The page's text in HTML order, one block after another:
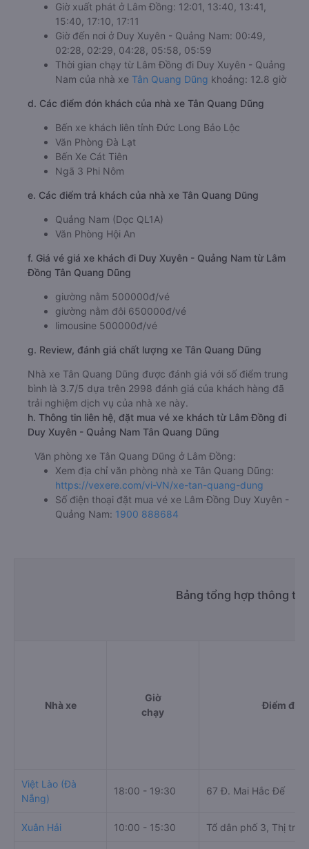
Giờ xuất phát ở Lâm Đồng: 12:01, 13:40, 13:41,
15:40, 17:10, 17:11
Giờ đến nơi ở Duy Xuyên - Quảng Nam: 00:49,
02:28, 02:29, 04:28, 05:58, 05:59
Thời gian chạy từ Lâm Đồng đi Duy Xuyên - Quảng
Nam của nhà xe Tân Quang Dũng khoảng: 12.8 giờ
d. Các điểm đón khách của nhà xe Tân Quang Dũng
Bến xe khách liên tỉnh Đức Long Bảo Lộc
Văn Phòng Đà Lạt
Bến Xe Cát Tiên
Ngã 3 Phi Nôm
e. Các điểm trả khách của nhà xe Tân Quang Dũng
Quảng Nam (Dọc QL1A)
Văn Phòng Hội An
f. Giá vé giá xe khách đi Duy Xuyên - Quảng Nam từ Lâm
Đồng Tân Quang Dũng
giường nằm 500000đ/vé
giường nằm đôi 650000đ/vé
limousine 500000đ/vé
g. Review, đánh giá chất lượng xe Tân Quang Dũng
Nhà xe Tân Quang Dũng được đánh giá với số điểm trung
bình là 3.7/5 dựa trên 2998 đánh giá của khách hàng đã
trải nghiệm dịch vụ của nhà xe này.
h. Thông tin liên hệ, đặt mua vé xe khách từ Lâm Đồng đi
Duy Xuyên - Quảng Nam Tân Quang Dũng
Văn phòng xe Tân Quang Dũng ở Lâm Đồng:
Xem địa chỉ văn phòng nhà xe Tân Quang Dũng:
https://vexere.com/vi-VN/xe-tan-quang-dung
Số điện thoại đặt mua vé xe Lâm Đồng Duy Xuyên -
Quảng Nam: 1900 888684
Bảng tổng hợp thông
Nhà xe
Giờ
chạy
Điểm đi
Việt Lào (Đà
Nẵng)
18:00 - 19:30 67 Đ. Mai Hắc Đế
Xuân Hải 10:00 - 15:30 Tổ dân phố 3, Thị trấn